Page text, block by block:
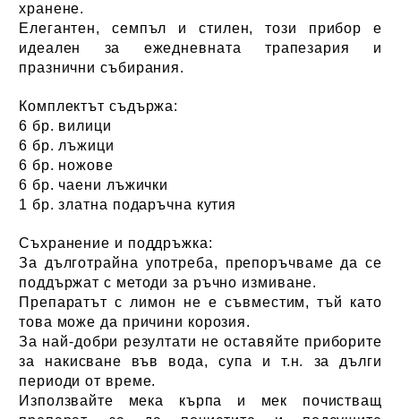
хранене.
Елегантен, семпъл и стилен, този прибор е
идеален за ежедневната трапезария и
празнични събирания.
Комплектът съдържа:
6 бр. вилици
6 бр. лъжици
6 бр. ножове
6 бр. чаени лъжички
1 бр. златна подаръчна кутия
Съхранение и поддръжка:
За дълготрайна употреба, препоръчваме да се
поддържат с методи за ръчно измиване.
Препаратът с лимон не е съвместим, тъй като
това може да причини корозия.
За най-добри резултати не оставяйте приборите
за накисване във вода, супа и т.н. за дълги
периоди от време.
Използвайте мека кърпа и мек почистващ